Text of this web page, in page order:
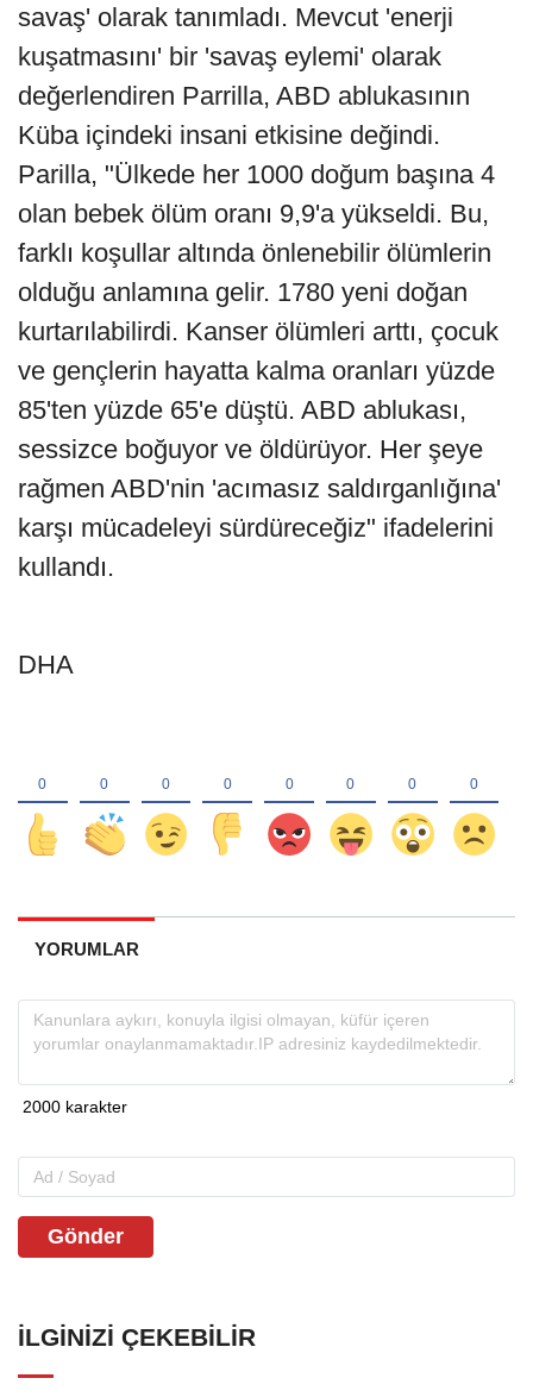
savaş' olarak tanımladı. Mevcut 'enerji
kuşatmasını' bir 'savaş eylemi' olarak
değerlendiren Parrilla, ABD ablukasının
Küba içindeki insani etkisine değindi.
Parilla, "Ülkede her 1000 doğum başına 4
olan bebek ölüm oranı 9,9'a yükseldi. Bu,
farklı koşullar altında önlenebilir ölümlerin
olduğu anlamına gelir. 1780 yeni doğan
kurtarılabilirdi. Kanser ölümleri arttı, çocuk
ve gençlerin hayatta kalma oranları yüzde
85'ten yüzde 65'e düştü. ABD ablukası,
sessizce boğuyor ve öldürüyor. Her şeye
rağmen ABD'nin 'acımasız saldırganlığına'
karşı mücadeleyi sürdüreceğiz" ifadelerini
kullandı.
DHA
YORUMLAR
Gönder
İLGINIZI ÇEKEBILIR